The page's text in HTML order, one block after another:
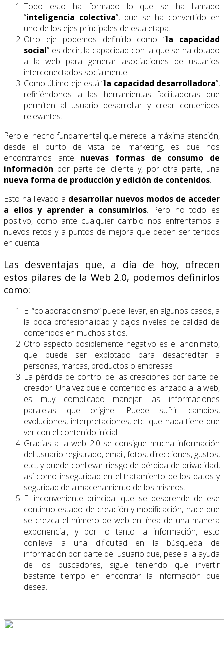
Todo esto ha formado lo que se ha llamado
“inteligencia colectiva”, que se ha convertido en
uno de los ejes principales de esta etapa.
Otro eje podemos definirlo como “la capacidad
social” es decir, la capacidad con la que se ha dotado
a la web para generar asociaciones de usuarios
interconectados socialmente.
Como último eje está “la capacidad desarrolladora”,
refiriéndonos a las herramientas facilitadoras que
permiten al usuario desarrollar y crear contenidos
relevantes.
Pero el hecho fundamental que merece la máxima atención,
desde el punto de vista del marketing, es que nos
encontramos ante nuevas formas de consumo de
información por parte del cliente y, por otra parte, una
nueva forma de producción y edición de contenidos.
Esto ha llevado a desarrollar nuevos modos de acceder
a ellos y aprender a consumirlos. Pero no todo es
positivo, como ante cualquier cambio nos enfrentamos a
nuevos retos y a puntos de mejora que deben ser tenidos
en cuenta.
Las desventajas que, a día de hoy, ofrecen
estos pilares de la Web 2.0, podemos definirlos
como:
El “colaboracionismo” puede llevar, en algunos casos, a
la poca profesionalidad y bajos niveles de calidad de
contenidos en muchos sitios.
Otro aspecto posiblemente negativo es el anonimato,
que puede ser explotado para desacreditar a
personas, marcas, productos o empresas
La pérdida de control de las creaciones por parte del
creador. Una vez que el contenido es lanzado a la web,
es muy complicado manejar las informaciones
paralelas que origine. Puede sufrir cambios,
evoluciones, interpretaciones, etc. que nada tiene que
ver con el contenido inicial.
Gracias a la web 2.0 se consigue mucha información
del usuario registrado, email, fotos, direcciones, gustos,
etc., y puede conllevar riesgo de pérdida de privacidad,
así como inseguridad en el tratamiento de los datos y
seguridad de almacenamiento de los mismos.
El inconveniente principal que se desprende de ese
continuo estado de creación y modificación, hace que
se crezca el número de web en línea de una manera
exponencial, y por lo tanto la información, esto
conlleva a una dificultad en la búsqueda de
información por parte del usuario que, pese a la ayuda
de los buscadores, sigue teniendo que invertir
bastante tiempo en encontrar la información que
desea.